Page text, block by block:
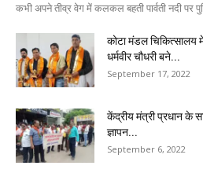
कभी अपने तीव्र वेग में कलकल बहती पार्वती नदी पर
कोटा मंडल चिकित्सालय
धर्मवीर चौधरी बने...
September 17, 2022
केंद्रीय मंत्री प्रधान के
ज्ञापन...
September 6, 2022